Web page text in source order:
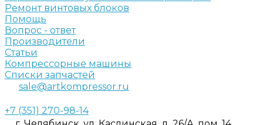
Ремонт винтовых блоков
Помощь
Вопрос - ответ
Производители
Статьи
Компрессорные машины
Списки запчастей
sale@artkompressor.ru
+7 (351) 270-98-14